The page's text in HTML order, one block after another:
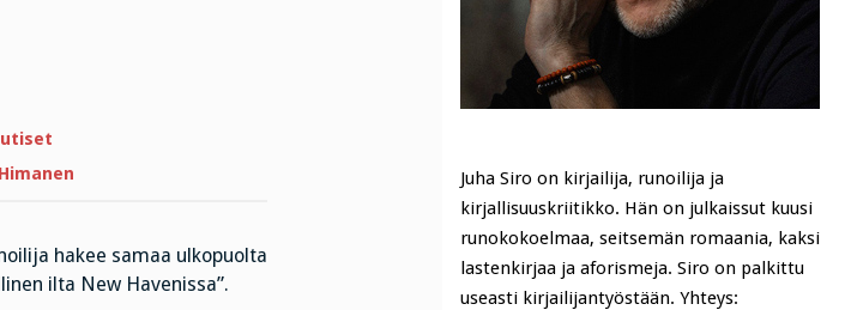
hakee samaa ulkopuolta
ilta New Havenissa”.
Juha Siro on kirjailija, runoilija ja
kirjallisuuskriitikko. Hän on julkaissut kuusi
runokokoelmaa, seitsemän romaania, kaksi
lastenkirjaa ja aforismeja. Siro on palkittu
useasti kirjailijantyöstään. Yhteys: